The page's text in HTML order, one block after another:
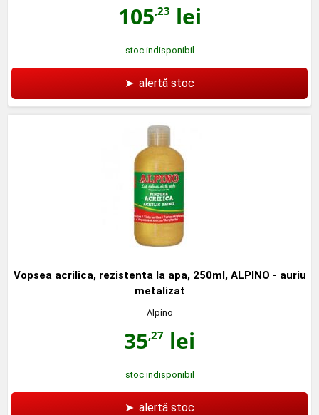
105,23 lei
stoc indisponibil
➤ alertă stoc
Vopsea acrilica, rezistenta la apa, 250ml, ALPINO - auriu
metalizat
Alpino
35,27 lei
stoc indisponibil
➤ alertă stoc